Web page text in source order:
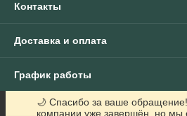
Контакты
Доставка и оплата
График работы
Полная версия сайта
🌙 Спасибо за ваше
компании уже завершён, но мы